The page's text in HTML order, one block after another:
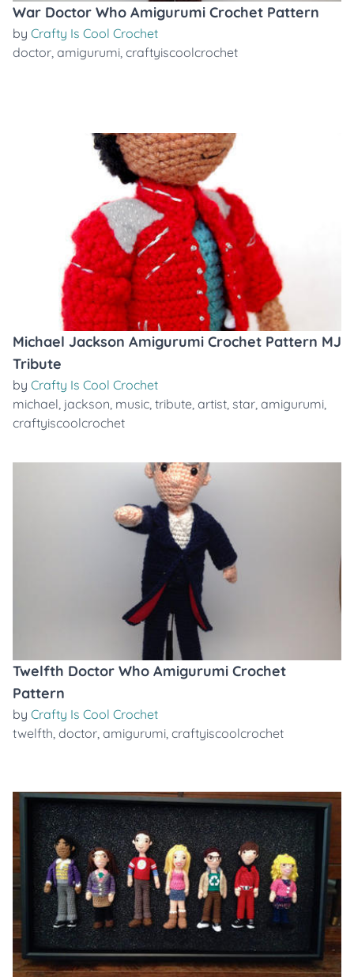
War Doctor Who Amigurumi Crochet Pattern
by Crafty Is Cool Crochet
doctor, amigurumi, craftyiscoolcrochet
Michael Jackson Amigurumi Crochet Pattern MJ
Tribute
by Crafty Is Cool Crochet
michael, jackson, music, tribute, artist, star, amigurumi,
craftyiscoolcrochet
Twelfth Doctor Who Amigurumi Crochet
Pattern
by Crafty Is Cool Crochet
twelfth, doctor, amigurumi, craftyiscoolcrochet